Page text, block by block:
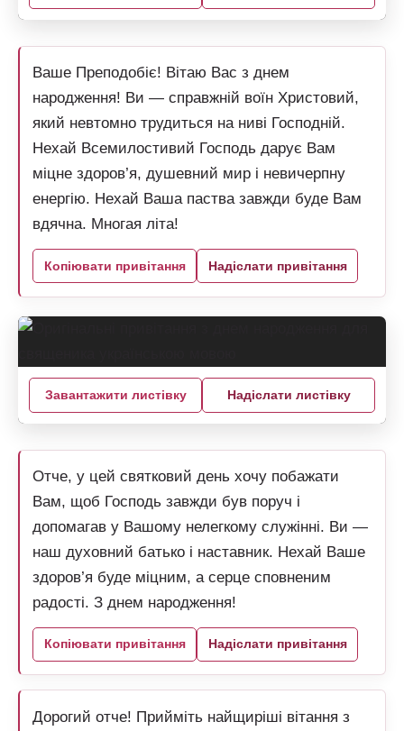
Ваше Преподобіє! Вітаю Вас з днем
народження! Ви — справжній воїн Христовий,
який невтомно трудиться на ниві Господній.
Нехай Всемилостивий Господь дарує Вам
міцне здоров’я, душевний мир і невичерпну
енергію. Нехай Ваша паства завжди буде Вам
вдячна. Многая літа!
Копіювати привітання Надіслати привітання
Завантажити листівку Надіслати листівку
Отче, у цей святковий день хочу побажати
Вам, щоб Господь завжди був поруч і
допомагав у Вашому нелегкому служінні. Ви —
наш духовний батько і наставник. Нехай Ваше
здоров’я буде міцним, а серце сповненим
радості. З днем народження!
Копіювати привітання Надіслати привітання
Дорогий отче! Прийміть найщиріші вітання з